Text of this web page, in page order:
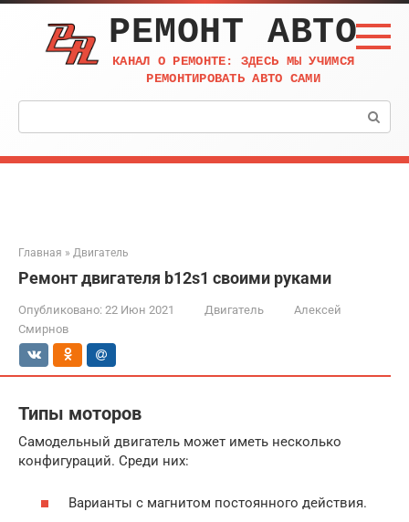
Перейти
контенту
РЕМОНТ АВТО
КАНАЛ О РЕМОНТЕ: ЗДЕСЬ МЫ УЧИМСЯ
РЕМОНТИРОВАТЬ АВТО САМИ
Поиск:
Главная » Двигатель
Ремонт двигателя b12s1 своими руками
Опубликовано: 22 Июн 2021 Двигатель
Алексей
Смирнов
Типы моторов
Самодельный двигатель может иметь несколько
конфигураций. Среди них:
Варианты с магнитом постоянного действия.